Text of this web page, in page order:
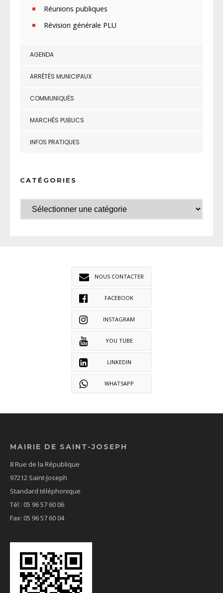
Réunions publiques
Révision générale PLU
AGENDA
ARRÊTÉS MUNICIPAUX
COMMUNIQUÉS
MARCHÉS PUBLICS
INFOS PRATIQUES
CATÉGORIES
NOUS CONTACTER
FACEBOOK
INSTAGRAM
YOU TUBE
LINKEDIN
WHATSAPP
MAIRIE DE SAINT-JOSEPH
8 Rue de la République
97212 Saint-Joseph
Standard téléphonique
Tél : 05 96 57 60 06
Fax: 05 96 57 60 04